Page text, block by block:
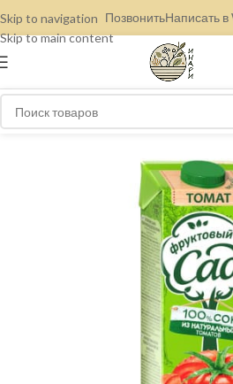
Skip to navigation
Skip to main content
ПозвонитьНаписать